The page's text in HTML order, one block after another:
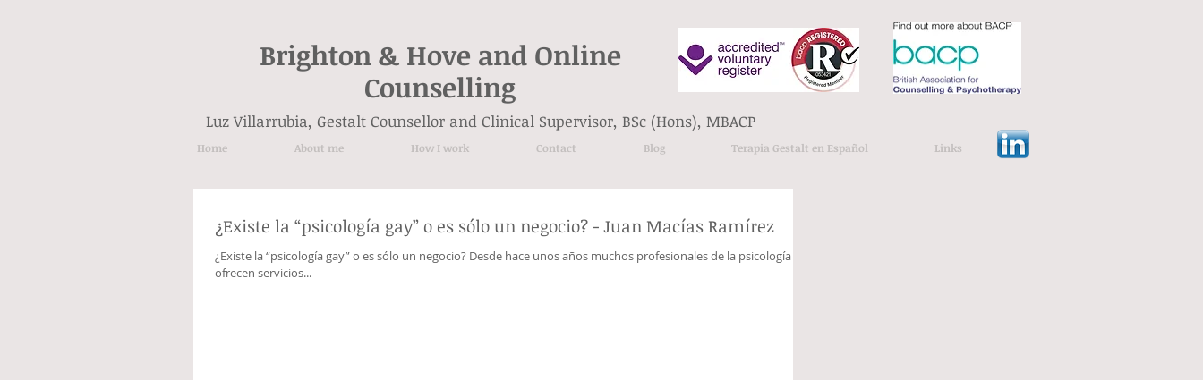
Brighton & Hove and Online
Counselling
Luz Villarrubia, Gestalt Counsellor and Clinical Supervisor, BSc (Hons), MBACP
Home About me How I work Contact Blog Terapia Gestalt en Español Links
¿Existe la “psicología gay” o es sólo un negocio? - Juan Macías Ramírez
¿Existe la “psicología gay” o es sólo un negocio? Desde hace unos años muchos profesionales de la psicología
ofrecen servicios...